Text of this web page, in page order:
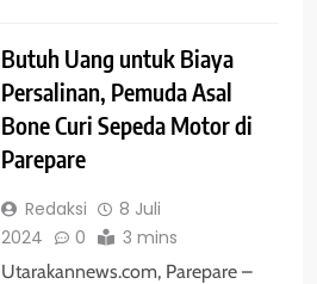
Butuh Uang untuk Biaya
Persalinan, Pemuda Asal
Bone Curi Sepeda Motor di
Parepare
Redaksi
8 Juli
2024
0 3 mins
Utarakannews.com, Parepare –